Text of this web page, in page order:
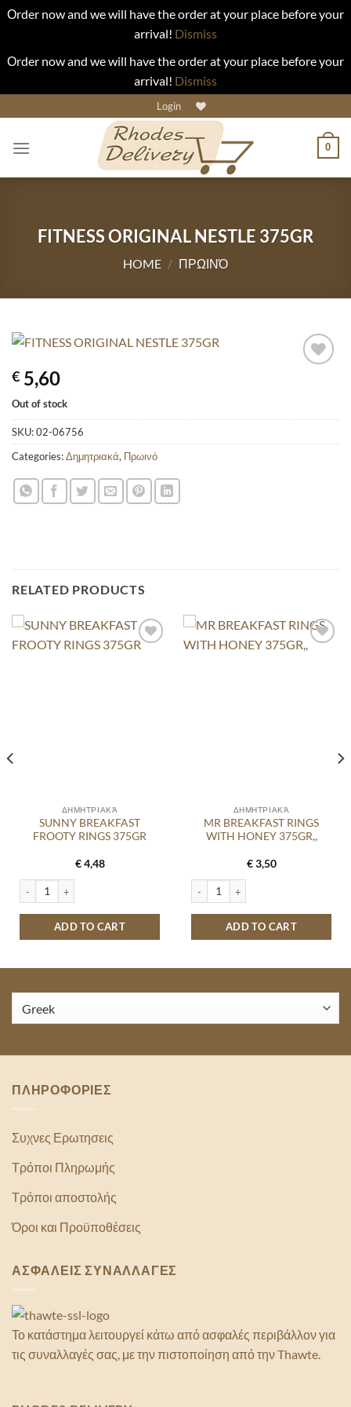
Οrder now and we will have the order at your place before your
arrival! Dismiss
Οrder now and we will have the order at your place before your
arrival! Dismiss
to
content
Login
0
FITNESS ORIGINAL NESTLE 375GR
HOME / ΠΡΩΙΝΌ
€ 5,60
Out of stock
SKU:02-06756
Categories:Δημητριακά, Πρωινό
RELATED PRODUCTS
ΔΗΜΗΤΡΙΑΚΆ
SUNNY BREAKFAST
FROOTY RINGS 375GR
€4,48
SUNNY BREAKFAST FROOTY RINGS 375GR quantity
ADD TO CART
ΔΗΜΗΤΡΙΑΚΆ
MR BREAKFAST RINGS
WITH HONEY 375GR,,
€3,50
MR BREAKFAST RINGS WITH
ADD TO CART
ΓΕΥΣΗ ΓΑΛΑΚΤΟΣ 375GR quantity
ΠΛΗΡΟΦΟΡΙΕΣ
Συχνες Ερωτησεις
Τρόποι Πληρωμής
Τρόποι αποστολής
Όροι και Προϋποθέσεις
ΑΣΦΑΛΕΙΣ ΣΥΝΑΛΛΑΓΕΣ
Το κατάστημα λειτουργεί κάτω από ασφαλές περιβάλλον για
τις συναλλαγές σας, με την πιστοποίηση από την Thawte.